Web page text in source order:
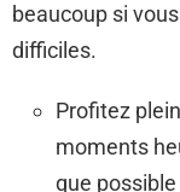
beaucoup si
difficiles.
Profitez
moments
que